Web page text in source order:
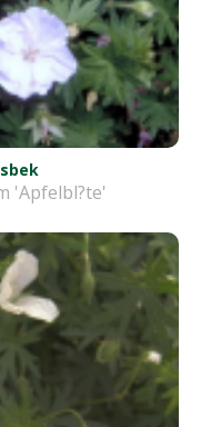
'Apfelbl?te'